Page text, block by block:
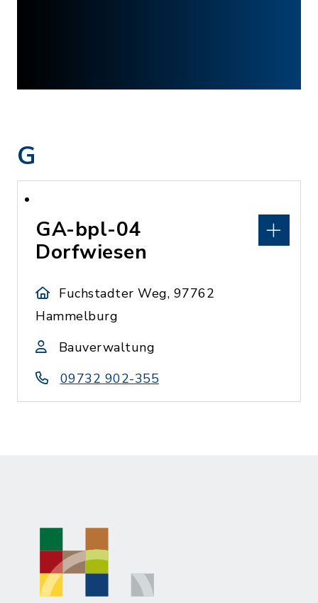
G
GA-bpl-04
Dorfwiesen
Fuchstadter Weg, 97762
Hammelburg
Bauverwaltung
09732 902-355